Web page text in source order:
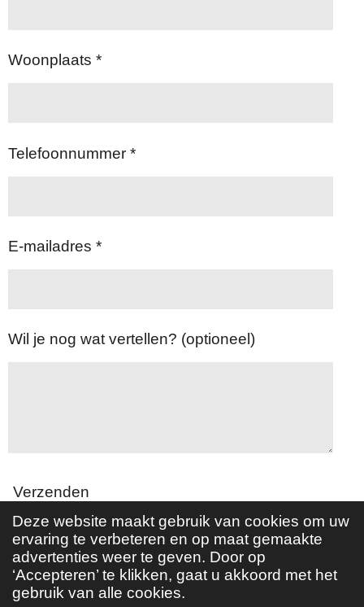
Deze website maakt gebruik van cookies om uw
ervaring te verbeteren en op maat gemaakte
advertenties weer te geven. Door op
‘Accepteren’ te klikken, gaat u akkoord met het
gebruik van alle cookies.
Woonplaats *
Telefoonnummer *
E-mailadres *
Wil je nog wat vertellen? (optioneel)
Verzenden
© 2022 - 2024 Ook Jij Kan Stoppen!